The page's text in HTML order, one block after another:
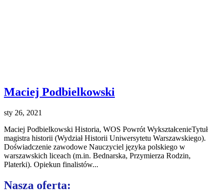
Maciej Podbielkowski
sty 26, 2021
Maciej Podbielkowski Historia, WOS Powrót WykształcenieTytuł
magistra historii (Wydział Historii Uniwersytetu Warszawskiego).
Doświadczenie zawodowe Nauczyciel języka polskiego w
warszawskich liceach (m.in. Bednarska, Przymierza Rodzin,
Platerki). Opiekun finalistów...
Nasza oferta: